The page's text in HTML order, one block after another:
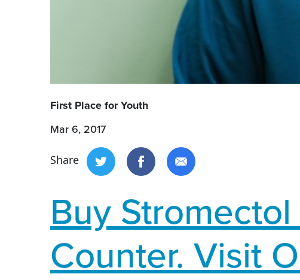
First Place for Youth
Mar 6, 2017
Share
Buy
Counter. Visit